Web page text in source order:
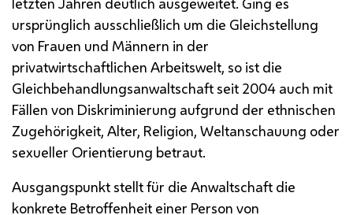
ursprünglich ausschließlich um die Gleichstellung
von Frauen und Männern in der
privatwirtschaftlichen Arbeitswelt, so ist die
Gleichbehandlungsanwaltschaft seit 2004 auch mit
Fällen von Diskriminierung aufgrund der ethnischen
Zugehörigkeit, Alter, Religion, Weltanschauung oder
sexueller Orientierung betraut.
Ausgangspunkt stellt für die Anwaltschaft die
konkrete Betroffenheit einer Person von